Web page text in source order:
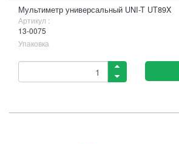
Мультиметр универсальный UNI-T UT89X
Артикул :
13-0075
Упаковка